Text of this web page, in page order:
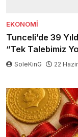
EKONOMI
Tunceli’de 39
“Tek Talebimiz
SoleKinG 22